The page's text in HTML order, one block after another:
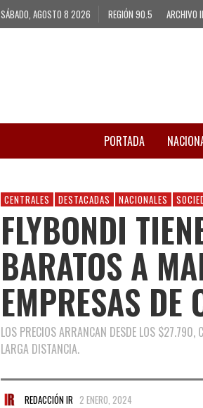
SÁBADO, AGOSTO 8 2026 REGIÓN 90.5 ARCHIVO
PORTADA
CENTRALES DESTACADAS NACIONALES
FLYBONDI
BARATOS A
EMPRESAS DE
LOS PRECIOS ARRANCAN DESDE LOS $27.790,
LARGA DISTANCIA.
REDACCIÓN IR 2 ENERO, 2024